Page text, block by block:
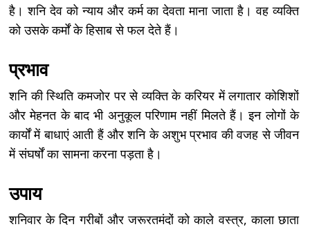
है। शनि देव को न्याय और कर्म का देवता माना जाता है। वह व्यक्ति
को उसके कर्मों के हिसाब से फल देते हैं।
प्रभाव
शनि की स्थिति कमजोर पर से व्यक्ति के करियर में लगातार कोशिशों
और मेहनत के बाद भी अनुकूल परिणाम नहीं मिलते हैं। इन लोगों के
कार्यों में बाधाएं आती हैं और शनि के अशुभ प्रभाव की वजह से जीवन
में संघर्षों का सामना करना पड़ता है।
उपाय
शनिवार के दिन गरीबों और जरूरतमंदों को काले वस्त्र, काला छाता